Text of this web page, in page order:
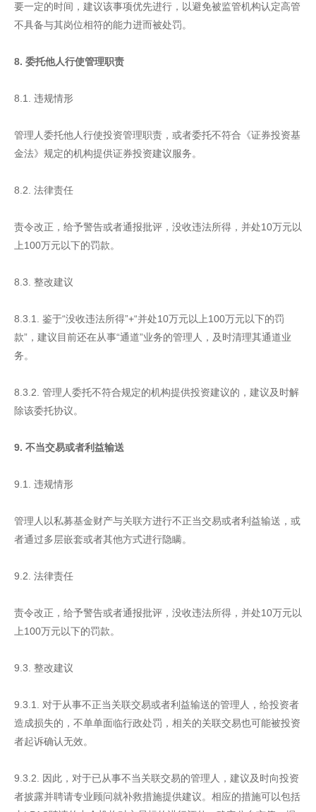
要一定的时间，建议该事项优先进行，以避免被监管机构认定高管
不具备与其岗位相符的能力进而被处罚。
8. 委托他人行使管理职责
8.1. 违规情形
管理人委托他人行使投资管理职责，或者委托不符合《证券投资基
金法》规定的机构提供证券投资建议服务。
8.2. 法律责任
责令改正，给予警告或者通报批评，没收违法所得，并处10万元以
上100万元以下的罚款。
8.3. 整改建议
8.3.1. 鉴于“没收违法所得”+“并处10万元以上100万元以下的罚
款”，建议目前还在从事“通道”业务的管理人，及时清理其通道业
务。
8.3.2. 管理人委托不符合规定的机构提供投资建议的，建议及时解
除该委托协议。
9. 不当交易或者利益输送
9.1. 违规情形
管理人以私募基金财产与关联方进行不正当交易或者利益输送，或
者通过多层嵌套或者其他方式进行隐瞒。
9.2. 法律责任
责令改正，给予警告或者通报批评，没收违法所得，并处10万元以
上100万元以下的罚款。
9.3. 整改建议
9.3.1. 对于从事不正当关联交易或者利益输送的管理人，给投资者
造成损失的，不单单面临行政处罚，相关的关联交易也可能被投资
者起诉确认无效。
9.3.2. 因此，对于已从事不当关联交易的管理人，建议及时向投资
者披露并聘请专业顾问就补救措施提供建议。相应的措施可以包括